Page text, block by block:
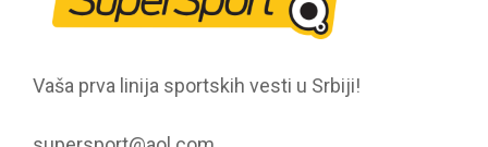
Vaša prva linija sportskih vesti u Srbiji!